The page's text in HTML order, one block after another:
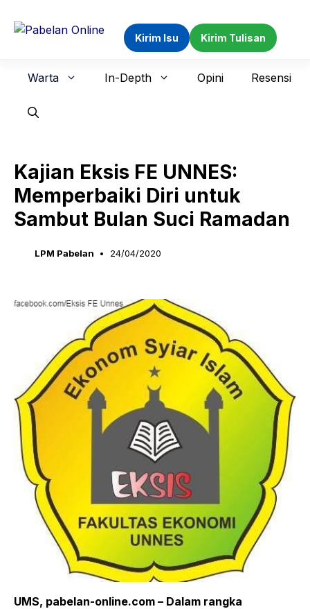
Kirim Isu Kirim Tulisan
Warta In-Depth Opini Resensi
Kajian Eksis FE UNNES:
Memperbaiki Diri untuk
Sambut Bulan Suci Ramadan
LPM Pabelan 24/04/2020
UMS, pabelan-online.com – Dalam rangka